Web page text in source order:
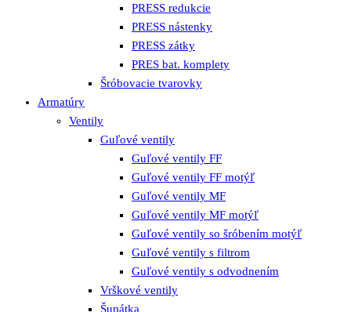
PRESS redukcie
PRESS nástenky
PRESS zátky
PRES bat. komplety
Šróbovacie tvarovky
Armatúry
Ventily
Guľové ventily
Guľové ventily FF
Guľové ventily FF motýľ
Guľové ventily MF
Guľové ventily MF motýľ
Guľové ventily so šróbením motýľ
Guľové ventily s filtrom
Guľové ventily s odvodnením
Vrškové ventily
Šupátka